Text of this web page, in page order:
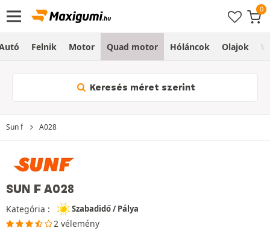
Felnik Motor Quad motor Hóláncok Olajok
Keresés méret szerint
Sun f A028
SUN F A028
Kategória : Szabadidő / Pálya
2 vélemény